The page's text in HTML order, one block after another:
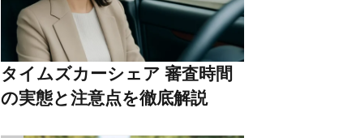
タイムズカーシェア 審査時間
の実態と注意点を徹底解説